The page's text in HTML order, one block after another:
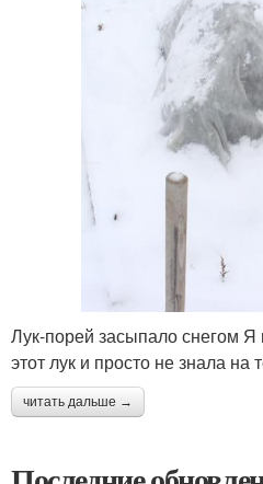
Лук-порей засыпало снегом
этот лук и просто не знала на
читать дальше →